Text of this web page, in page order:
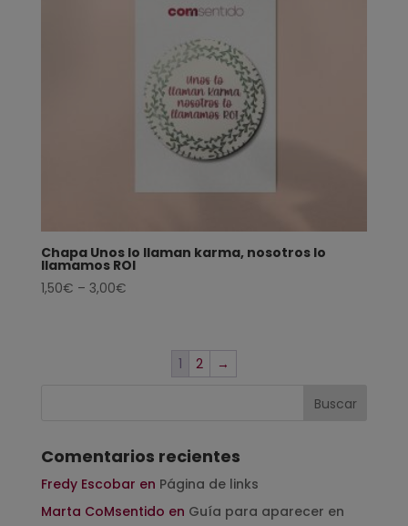
Chapa Unos lo llaman karma, nosotros lo
llamamos ROI
1,50€ – 3,00€
1 2 →
Comentarios recientes
Fredy Escobar en Página de links
Marta CoMsentido en Guía para aparecer en